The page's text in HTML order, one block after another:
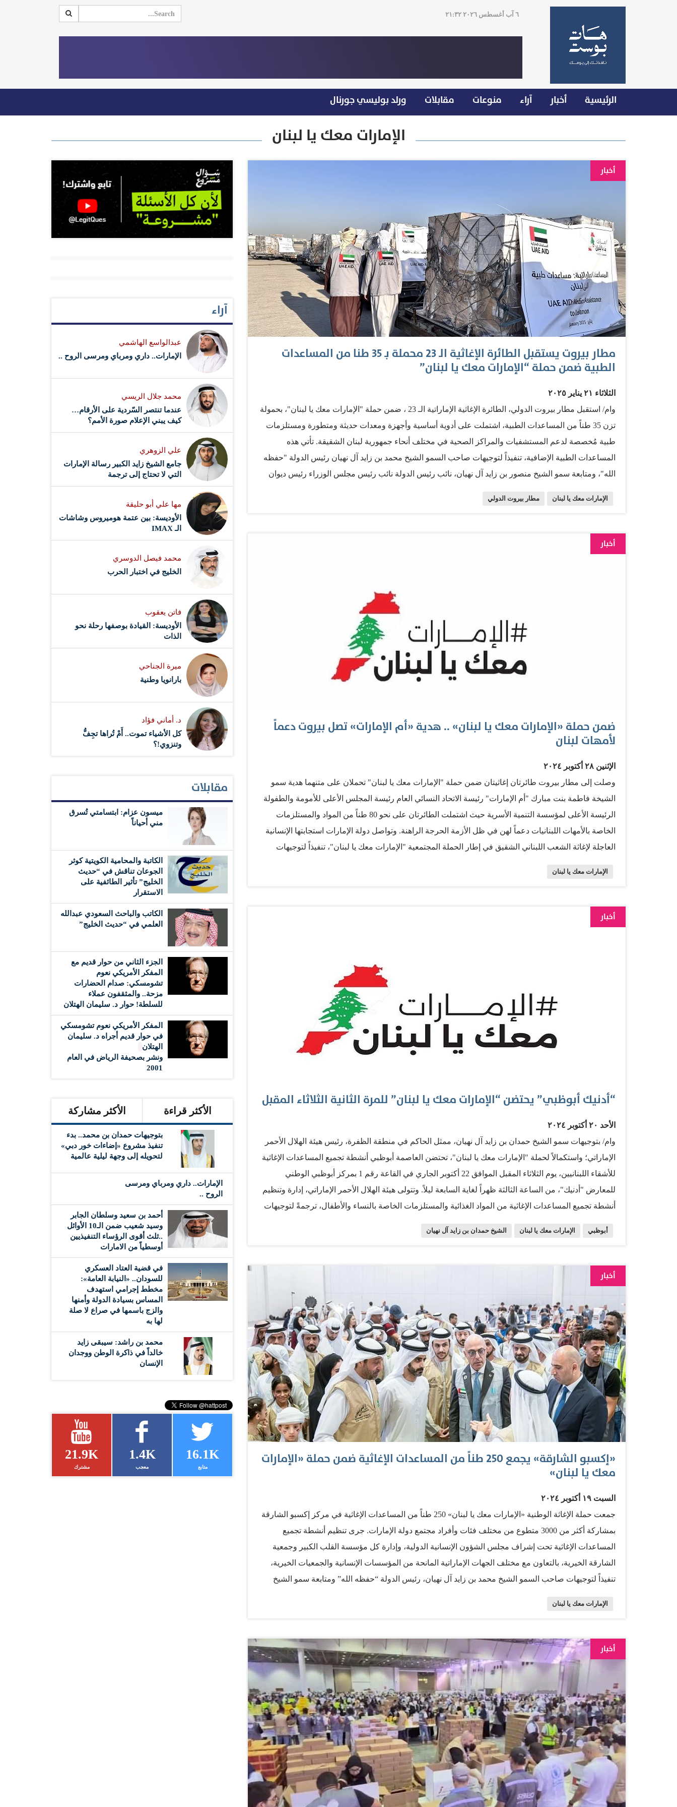
٦ آب أغسطس ٢٠٢٦ ٢١:٣٢
الرئيسية أخبار آراء منوعات مقابلات ورلد بوليسي جورنال
الإمارات معك يا لبنان
أخبار
مطار بيروت يستقبل الطائرة الإغاثية الـ 23 محملة بـ 35 طنا من المساعدات
الطبية ضمن حملة “الإمارات معك يا لبنان”
الثلاثاء ٢١ يناير ٢٠٢٥
وام/ استقبل مطار بيروت الدولي، الطائرة الإغاثية الإماراتية الـ 23 ، ضمن حملة "الإمارات معك يا لبنان"، بحمولة
تزن 35 طناً من المساعدات الطبية، اشتملت على أدوية أساسية وأجهزة ومعدات حديثة ومتطورة ومستلزمات
طبية مُخصصة لدعم المستشفيات والمراكز الصحية في مختلف أنحاء جمهورية لبنان الشقيقة. تأتي هذه
المساعدات الطبية الإضافية، تنفيذاً لتوجيهات صاحب السمو الشيخ محمد بن زايد آل نهيان رئيس الدولة "حفظه
الله"، ومتابعة سمو الشيخ منصور بن زايد آل نهيان، نائب رئيس الدولة نائب رئيس مجلس الوزراء رئيس ديوان
الأشقاء اللبنانيين، بسبب الأزمة الراهنة لاسيما في قطاع الرعاية الصحية. وفي هذا الصدد، أكد سعادة سلطان
محمد الشامسي، نائب رئيس وكالة الإمارات للمساعدات الدولية، على استمرار دولة الإمارات في دورها العالمي
الإمارات معك يا لبنان مطار بيروت الدولي
أخبار
ضمن حملة «الإمارات معك يا لبنان» .. هدية «أم الإمارات» تصل بيروت دعماً
لأمهات لبنان
الإثنين ٢٨ أكتوبر ٢٠٢٤
وصلت إلى مطار بيروت طائرتان إغاثيتان ضمن حملة "الإمارات معك يا لبنان" تحملان على متنهما هدية سمو
الشيخة فاطمة بنت مبارك "أم الإمارات" رئيسة الاتحاد النسائي العام رئيسة المجلس الأعلى للأمومة والطفولة
الرئيسة الأعلى لمؤسسة التنمية الأسرية حيث اشتملت الطائرتان على نحو 80 طناً من المواد والمستلزمات
الخاصة بالأمهات اللبنانيات دعماً لهن في ظل الأزمة الحرجة الراهنة. وتواصل دولة الإمارات استجابتها الإنسانية
العاجلة لإغاثة الشعب اللبناني الشقيق في إطار الحملة المجتمعية "الإمارات معك يا لبنان"، تنفيذاً لتوجيهات
الإنسانية الدولية. وحول هدية سمو الشيخة فاطمة بنت مبارك "أم الإمارات" رئيسة الاتحاد النسائي العام رئيسة
المجلس الأعلى للأمومة والطفولة الرئيسة الأعلى لمؤسسة التنمية الأسرية، أكد سعادة سلطان محمد
الظروف والأوقات، لاسيما في الأزمة الحالية الطارئة والتحديات الإنسانية الصعبة، انطلاقاً من المبادئ
الإمارات معك يا لبنان
أخبار
“أدنيك أبوظبي” يحتضن “الإمارات معك يا لبنان” للمرة الثانية الثلاثاء المقبل
الأحد ٢٠ أكتوبر ٢٠٢٤
وام/ بتوجيهات سمو الشيخ حمدان بن زايد آل نهيان، ممثل الحاكم في منطقة الظفرة، رئيس هيئة الهلال الأحمر
الإماراتي؛ واستكمالاً لحملة "الإمارات معك يا لبنان"، تحتضن العاصمة أبوظبي أنشطة تجميع المساعدات الإغاثية
للأشقاء اللبنانيين، يوم الثلاثاء المقبل الموافق 22 أكتوبر الجاري في القاعة رقم 1 بمركز أبوظبي الوطني
للمعارض "أدنيك"، من الساعة الثالثة ظهراً لغاية السابعة ليلاً. وتتولى هيئة الهلال الأحمر الإماراتي، إدارة وتنظيم
أنشطة تجميع المساعدات الإغاثية من المواد الغذائية والمستلزمات الخاصة بالنساء والأطفال، ترجمةً لتوجيهات
الدولية. وأكد معالي الدكتور حمدان بن مسلم المزروعي، رئيس مجلس إدارة هيئة الهلال الأحمر الإماراتي، على
الدور الحيوي والإنساني العالمي الرائد لدولة الإمارات قيادةً وحكومةً وشعباً في الاستجابة العاجلة لإغاثة
المتضررين والجرحى والمصابين، ومساعدة المحتاجين والمتأثرين في مثل هذه الحالات الحرجة والأوقات
الصعبة، لا سيما في مناطق الكوارث والأزمات والحروب والصراعات. وقال، إن دولة الإمارات تواصل أعمالها
الإنسانية والخيرية في دول العالم المختلفة، وتُقدم المساعدات تلو المساعدات لتنمية المجتمعات وإسعاد
الشعوب…
أبوظبي الإمارات معك يا لبنان الشيخ حمدان بن زايد آل نهيان
أخبار
«إكسبو الشارقة» يجمع 250 طناً من المساعدات الإغاثية ضمن حملة «الإمارات
معك يا لبنان»
السبت ١٩ أكتوبر ٢٠٢٤
جمعت حملة الإغاثة الوطنية «الإمارات معك يا لبنان» 250 طناً من المساعدات الإغاثية في مركز إكسبو الشارقة
بمشاركة أكثر من 3000 متطوع من مختلف فئات وأفراد مجتمع دولة الإمارات. جرى تنظيم أنشطة تجميع
المساعدات الإغاثية تحت إشراف مجلس الشؤون الإنسانية الدولية، وإدارة كل مؤسسة القلب الكبير وجمعية
الشارقة الخيرية، بالتعاون مع مختلف الجهات الإماراتية المانحة من المؤسسات الإنسانية والجمعيات الخيرية،
تنفيذاً لتوجيهات صاحب السمو الشيخ محمد بن زايد آل نهيان، رئيس الدولة “حفظه الله” ومتابعة سمو الشيخ
عبدالرحمن بن سالم القاسمي، رئيس مكتب سمو حاكم الشارقة، استمراراً لدعم الأشقاء اللبنانيين في ظل
الأزمة الحالية الطارئة والظروف الحرجة، إذ تعمل دولة الإمارات على إيصال المساعدات الإغاثية بشكل عاجل
للشعب اللبناني الشقيق، انطلاقاً من الرسالة الحضارية والإنسانية للدولة الهادفة دوماً إلى تحقيق الأمن
والاستقرار وتنمية المجتمعات وسعادة الشعوب والاستجابة العاجلة لإغاثة المتضررين والملهوفين في الكوارث
والأزمات والصراعات. وشارك في أنشطة الحملة أيضا الشيخ صقر بن محمد القاسمي، رئيس مجلس إدارة
جمعية الشارقة الخيرية…
الإمارات معك يا لبنان
أخبار
آراء
عبدالواسع الهاشمي
الإمارات.. داري ومرباي ومرسى الروح ..
محمد جلال الريسي
عندما تنتصر السّردية على الأرقام…
كيف يبني الإعلام صورة الأمم؟
علي الزوهري
جامع الشيخ زايد الكبير رسالة الإمارات
التي لا تحتاج إلى ترجمة
مها علي أبو حليقة
الأوديسة: بين عتمة هوميروس وشاشات
الـ IMAX
محمد فيصل الدوسري ​
‏الخليج في اختبار الحرب
فاتن يعقوب
الأوديسة: القيادة بوصفها رحلة نحو
الذات
ميرة الجناحي
بارانويا وطنية
د. أماني فؤاد
كل الأشياء تموت.. أَمْ تُراها تجِفُّ
وتنزوي!؟
مقابلات
ميسون عزام: ابتسامتي تُسرق
مني أحياناً
الكاتبة والمحامية الكويتية كوثر
الجوعان تناقش في “حديث
الخليج” تأثير الطائفية على
الاستقرار
الكاتب والباحث السعودي عبدالله
العلمي في “حديث الخليج”
الجزء الثاني من حوار قديم مع
المفكر الأمريكي نعوم
تشومسكي: صدام الحضارات
مزحة.. والمثقفون عملاء
للسلطة! حوار د. سليمان الهتلان
المفكر الأمريكي نعوم تشومسكي
في حوار قديم أجراه د. سليمان
الهتلان
ونشر بصحيفة الرياض في العام
2001
الأكثر قراءة الأكثر مشاركة
بتوجيهات حمدان بن محمد.. بدء
تنفيذ مشروع «إضاءات خور دبي»
لتحويله إلى وجهة ليلية عالمية
الإمارات.. داري ومرباي ومرسى
الروح ..
أحمد بن سعيد وسلطان الجابر
وسيد شعيب ضمن الـ10 الأوائل
..ثلث أقوى الرؤساء التنفيذيين
أوسطياً من الامارات
في قضية العتاد العسكري
للسودان.. «النيابة العامة»:
مخطط إجرامي استهدف
المساس بسيادة الدولة وأمنها
والزج باسمها في صراع لا صلة
لها به
محمد بن راشد: سيبقى زايد
خالداً في ذاكرة الوطن ووجدان
الإنسان
21.9K
مشترك
1.4K
معجب
16.1K
متابع